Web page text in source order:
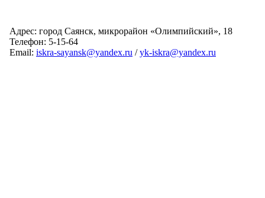
Адрес: город Саянск, микрорайон «Олимпийский», 18
Телефон: 5-15-64
Email: iskra-sayansk@yandex.ru /yk-iskra@yandex.ru